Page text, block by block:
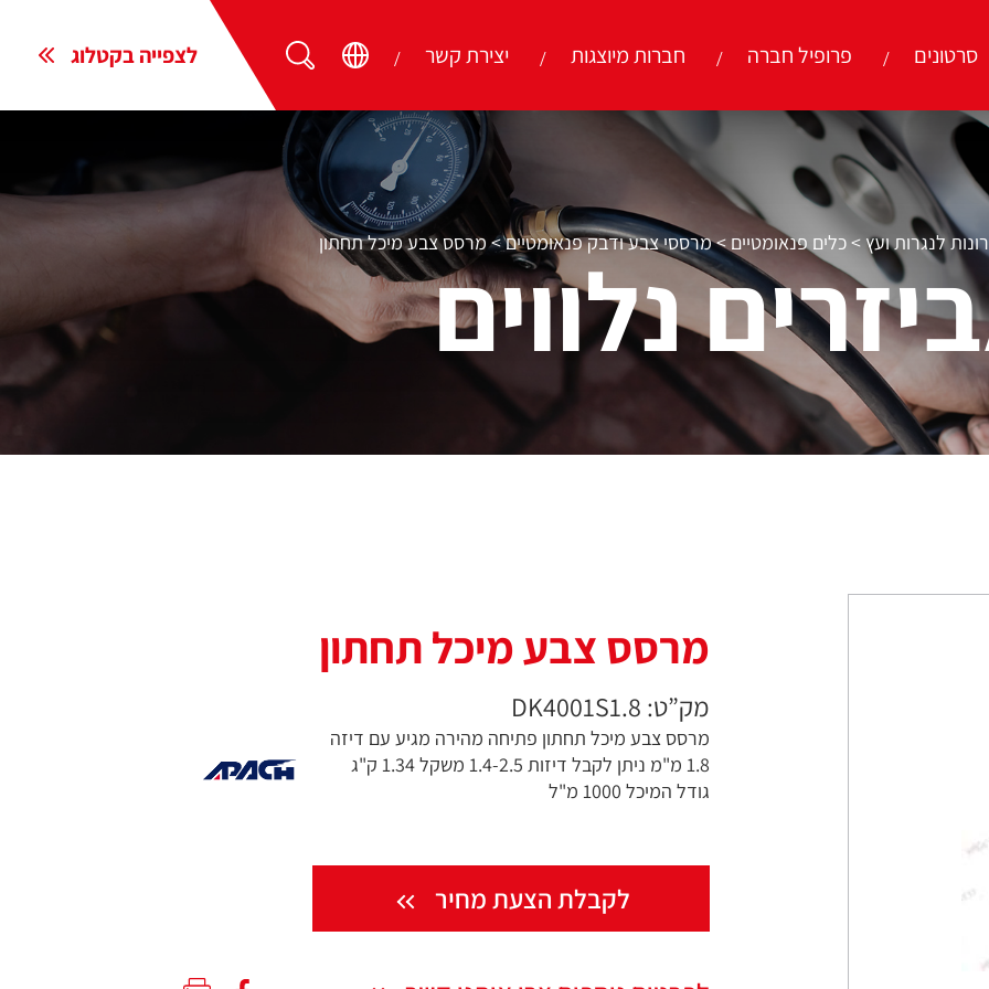
סרטונים פרופיל חברה חברות מיוצגות יצירת קשר לצפייה בקטלוג
לנגרות ועץ >כלים פנאומטיים>מרססי צבע ודבק פנאומטיים>מרסס צבע מיכל תחתוןנלווים
מרסס צבע מיכל תחתון
מק”ט: DK4001S1.8
מרסס צבע מיכל תחתון פתיחה מהירה מגיע עם דיזה
1.8 מ"מ ניתן לקבל דיזות 1.4-2.5 משקל 1.34 ק"ג
גודל המיכל 1000 מ"ל
לקבלת הצעת מחיר